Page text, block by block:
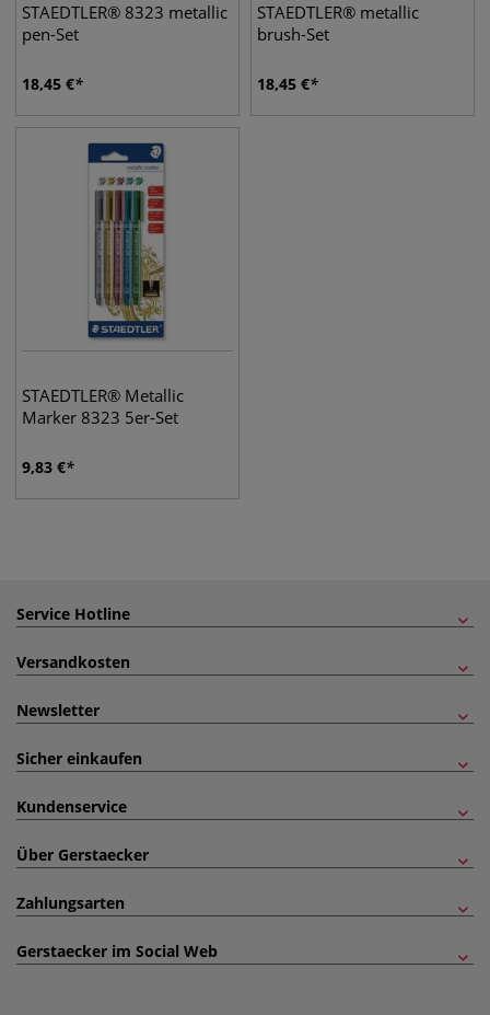
STAEDTLER® 8323 metallic
pen-Set
18,45 €
STAEDTLER® metallic
brush-Set
18,45 €
STAEDTLER® Metallic
Marker 8323 5er-Set
9,83 €
Service Hotline
Versandkosten
Newsletter
Sicher einkaufen
Kundenservice
Über Gerstaecker
Zahlungsarten
Gerstaecker im Social Web